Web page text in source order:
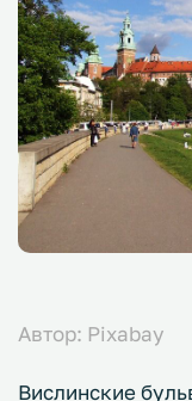
Автор: Pixabay
Вислинские